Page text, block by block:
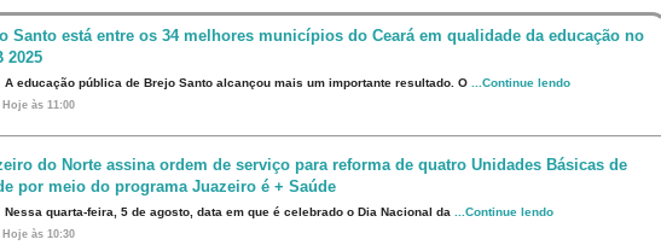
Santo está entre os 34 melhores municípios do Ceará em qualidade da educação no
2025
A educação pública de Brejo Santo alcançou mais um importante resultado. O ...Continue lendo
Hoje às 11:00
do Norte assina ordem de serviço para reforma de quatro Unidades Básicas de
por meio do programa Juazeiro é + Saúde
Nessa quarta-feira, 5 de agosto, data em que é celebrado o Dia Nacional da ...Continue lendo
Hoje às 10:30